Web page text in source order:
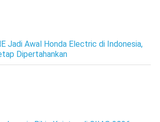
Jadi Awal Honda Electric di Indonesia,
Dipertahankan